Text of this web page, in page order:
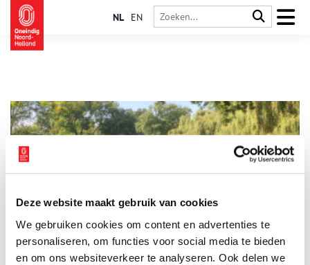
Deze website maakt gebruik van cookies
We gebruiken cookies om content en advertenties te
personaliseren, om functies voor social media te bieden
en om ons websiteverkeer te analyseren. Ook delen we
NL EN
Dirk Frederik Tersteeg (1876-1942) maakte een eeuw geleden
naam als een pionier van wat men toen de Nieuwe
Architectonische Tuinstijl noemde. Hij verfoeide parken met